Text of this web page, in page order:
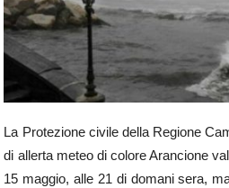
La Protezione civile della Regione
di allerta meteo di colore Arancione
15 maggio, alle 21 di domani sera,